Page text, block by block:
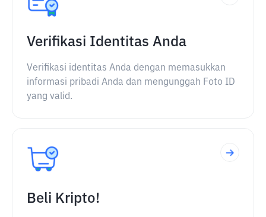
Verifikasi Identitas Anda
Verifikasi identitas Anda dengan memasukkan
informasi pribadi Anda dan mengunggah Foto ID
yang valid.
Beli Kripto!